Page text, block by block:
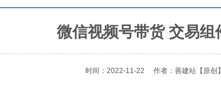
微信视频号带货 交易组
时间：2022-11-22 作者：善建站【原创】